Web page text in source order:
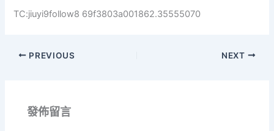
TC:jiuyi9follow8 69f3803a001862.35555070
PREVIOUS NEXT
發佈留言